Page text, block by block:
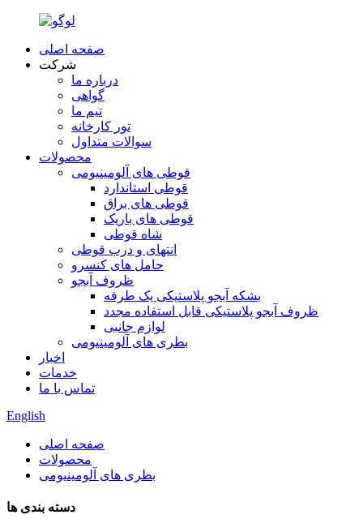
صفحه اصلی
شرکت
درباره ما
گواهی
تیم ما
تور کارخانه
سوالات متداول
محصولات
قوطی های آلومینیومی
قوطی استاندارد
قوطی های براق
قوطی های باریک
شاه قوطی
انتهای و درب قوطی
حامل های کنسرو
ظروف آبجو
بشکه آبجو پلاستیکی یک طرفه
ظروف آبجو پلاستیکی قابل استفاده مجدد
لوازم جانبی
بطری های آلومینیومی
اخبار
خدمات
تماس با ما
English
صفحه اصلی
محصولات
بطری های آلومینیومی
دسته بندی ها